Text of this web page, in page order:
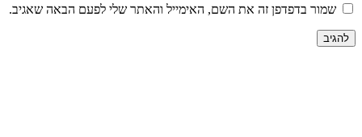
שמור בדפדפן זה את השם, האימייל והאתר שלי לפעם הבאה שאגיב.